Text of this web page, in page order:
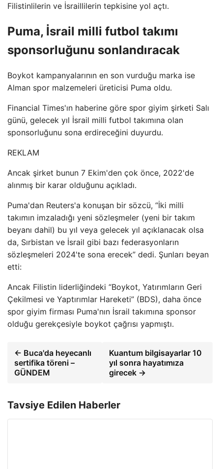
Filistinlilerin ve İsraillilerin tepkisine yol açtı.
Puma, İsrail milli futbol takımı
sponsorluğunu sonlandıracak
Boykot kampanyalarının en son vurduğu marka ise
Alman spor malzemeleri üreticisi Puma oldu.
Financial Times'ın haberine göre spor giyim şirketi Salı
günü, gelecek yıl İsrail milli futbol takımına olan
sponsorluğunu sona erdireceğini duyurdu.
REKLAM
Ancak şirket bunun 7 Ekim'den çok önce, 2022'de
alınmış bir karar olduğunu açıkladı.
Puma'dan Reuters'a konuşan bir sözcü, “İki milli
takımın imzaladığı yeni sözleşmeler (yeni bir takım
beyanı dahil) bu yıl veya gelecek yıl açıklanacak olsa
da, Sırbistan ve İsrail gibi bazı federasyonların
sözleşmeleri 2024'te sona erecek” dedi. Şunları beyan
etti:
Ancak Filistin liderliğindeki “Boykot, Yatırımların Geri
Çekilmesi ve Yaptırımlar Hareketi” (BDS), daha önce
spor giyim firması Puma'nın İsrail takımına sponsor
olduğu gerekçesiyle boykot çağrısı yapmıştı.
← Buca'da heyecanlı
sertifika töreni –
GÜNDEM
Kuantum bilgisayarlar 10
yıl sonra hayatımıza
girecek →
Tavsiye Edilen Haberler